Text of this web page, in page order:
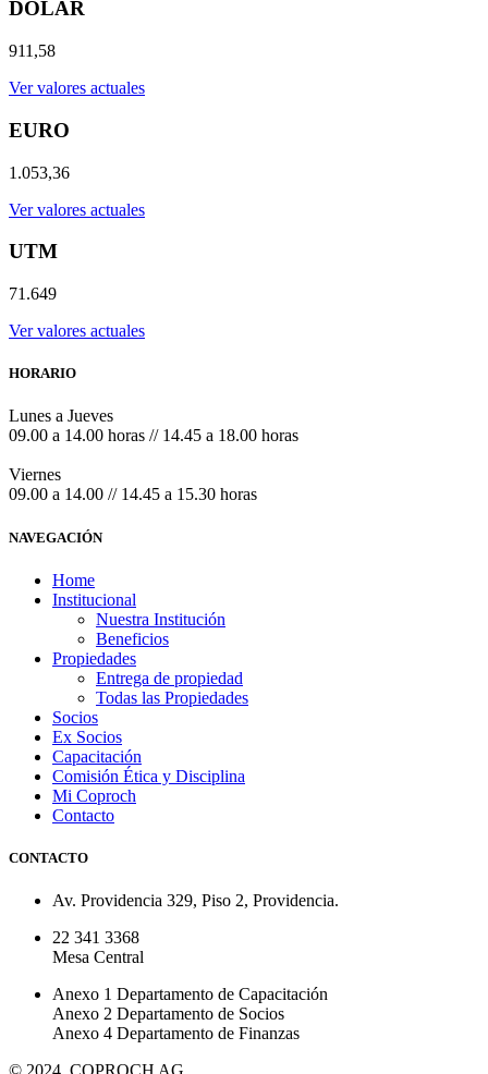
DOLAR
911,58
Ver valores actuales
EURO
1.053,36
Ver valores actuales
UTM
71.649
Ver valores actuales
HORARIO
Lunes a Jueves
09.00 a 14.00 horas // 14.45 a 18.00 horas
Viernes
09.00 a 14.00 // 14.45 a 15.30 horas
NAVEGACIÓN
Home
Institucional
Nuestra Institución
Beneficios
Propiedades
Entrega de propiedad
Todas las Propiedades
Socios
Ex Socios
Capacitación
Comisión Ética y Disciplina
Mi Coproch
Contacto
CONTACTO
Av. Providencia 329, Piso 2, Providencia.
22 341 3368
Mesa Central
Anexo 1 Departamento de Capacitación
Anexo 2 Departamento de Socios
Anexo 4 Departamento de Finanzas
© 2024. COPROCH AG.